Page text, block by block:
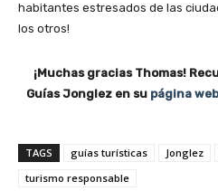
habitantes estresados de las
los otros!
¡Muchas gracias Thomas!
Guías Jonglez en su página web
TAGS guías turísticas Jonglez
turismo responsable